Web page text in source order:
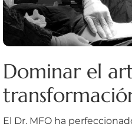
Dominar el
El Dr. MFO ha